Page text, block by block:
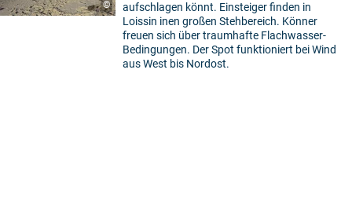
©
aufschlagen könnt. Einsteiger finden in
Loissin inen großen Stehbereich. Könner
freuen sich über traumhafte Flachwasser-
Bedingungen. Der Spot funktioniert bei Wind
aus West bis Nordost.